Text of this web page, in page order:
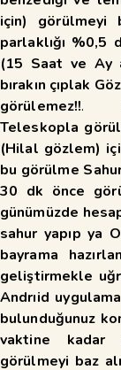
için) görülmeyi
parlaklığı %0,5
(15 Saat ve Ay
bırakın çıplak
görülemez!!.
Teleskopla
(Hilal gözlem)
bu görülme
30 dk önce
günümüzde
sahur yapıp ya
bayrama
geliştirmekle
Andrıid
bulunduğunuz
vaktine kadar
görülmeyi baz